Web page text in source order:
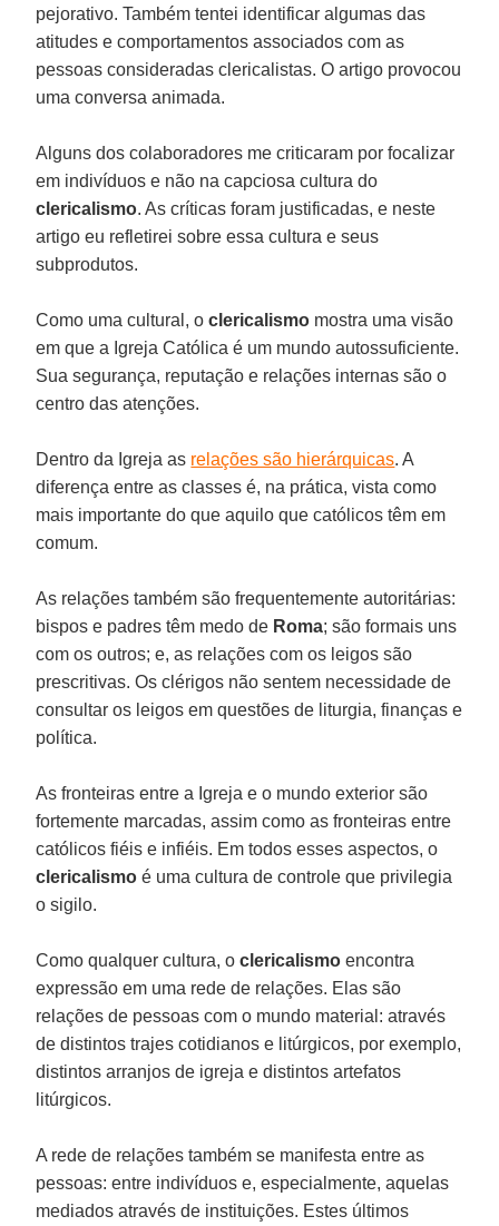
pejorativo. Também tentei identificar algumas das
atitudes e comportamentos associados com as
pessoas consideradas clericalistas. O artigo provocou
uma conversa animada.
Alguns dos colaboradores me criticaram por focalizar
em indivíduos e não na capciosa cultura do
clericalismo. As críticas foram justificadas, e neste
artigo eu refletirei sobre essa cultura e seus
subprodutos.
Como uma cultural, oclericalismo mostra uma visão
em que a Igreja Católica é um mundo autossuficiente.
Sua segurança, reputação e relações internas são o
centro das atenções.
Dentro da Igreja as relações são hierárquicas. A
diferença entre as classes é, na prática, vista como
mais importante do que aquilo que católicos têm em
comum.
As relações também são frequentemente autoritárias:
bispos e padres têm medo de Roma; são formais uns
com os outros; e, as relações com os leigos são
prescritivas. Os clérigos não sentem necessidade de
consultar os leigos em questões de liturgia, finanças e
política.
As fronteiras entre a Igreja e o mundo exterior são
fortemente marcadas, assim como as fronteiras entre
católicos fiéis e infiéis. Em todos esses aspectos, o
clericalismo é uma cultura de controle que privilegia
o sigilo.
Como qualquer cultura, oclericalismo encontra
expressão em uma rede de relações. Elas são
relações de pessoas com o mundo material: através
de distintos trajes cotidianos e litúrgicos, por exemplo,
distintos arranjos de igreja e distintos artefatos
litúrgicos.
A rede de relações também se manifesta entre as
pessoas: entre indivíduos e, especialmente, aquelas
mediados através de instituições. Estes últimos